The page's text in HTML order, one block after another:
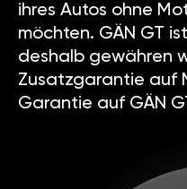
ihres Autos ohne
möchten. GÄN GT
deshalb gewähren
Zusatzgarantie auf
Garantie auf GÄN